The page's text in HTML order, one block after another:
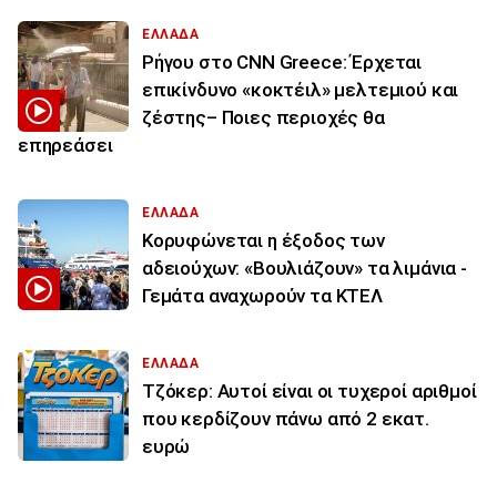
ΕΛΛΑΔΑ
Ρήγου στο CNN Greece: Έρχεται
επικίνδυνο «κοκτέιλ» μελτεμιού και
ζέστης– Ποιες περιοχές θα
επηρεάσει
ΕΛΛΑΔΑ
Κορυφώνεται η έξοδος των
αδειούχων: «Βουλιάζουν» τα λιμάνια -
Γεμάτα αναχωρούν τα ΚΤΕΛ
ΕΛΛΑΔΑ
Τζόκερ: Αυτοί είναι οι τυχεροί αριθμοί
που κερδίζουν πάνω από 2 εκατ.
ευρώ